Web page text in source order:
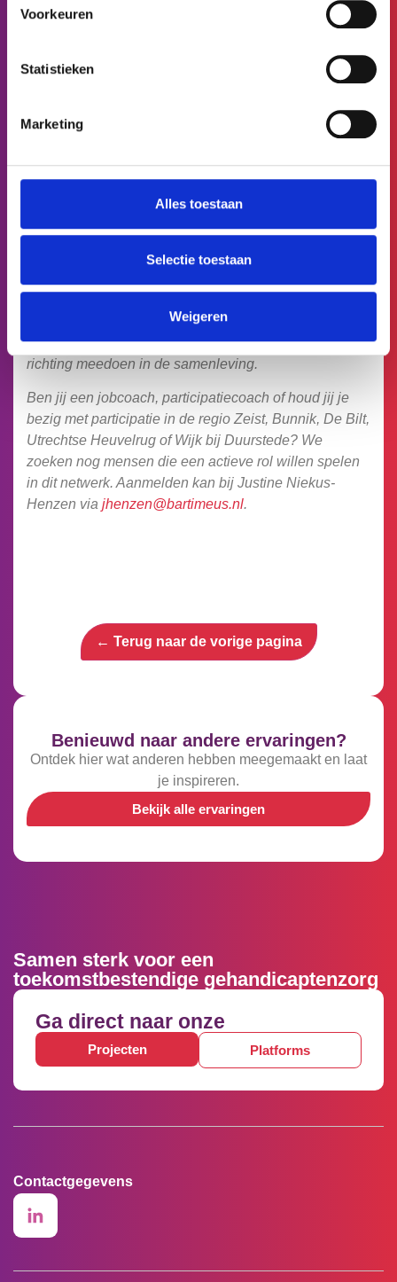
Voorkeuren
Statistieken
Marketing
Alles toestaan
Selectie toestaan
Weigeren
werkgevers. Kleine, gestructureerde werkplekken
Een inspirerende dag vol mooie voorbeelden van
– de Proeftuin Zeist – is de ‘Kas van Kansen’ ontstaan.
Dit is een lerend netwerk van betrokken professionals
ontdekken we waar kansen liggen om samenwerking
te versterken en mensen beter te ondersteunen
richting meedoen in de samenleving.
Ben jij een jobcoach, participatiecoach of houd jij je
bezig met participatie in de regio Zeist, Bunnik, De Bilt,
Utrechtse Heuvelrug of Wijk bij Duurstede? We
zoeken nog mensen die een actieve rol willen spelen
in dit netwerk. Aanmelden kan bij Justine Niekus-
Henzen via jhenzen@bartimeus.nl.
← Terug naar de vorige pagina
Benieuwd naar andere ervaringen?
Ontdek hier wat anderen hebben meegemaakt en laat
je inspireren.
Bekijk alle ervaringen
Samen sterk voor een
toekomstbestendige gehandicaptenzorg
Ga direct naar onze
Projecten Platforms
Contactgegevens